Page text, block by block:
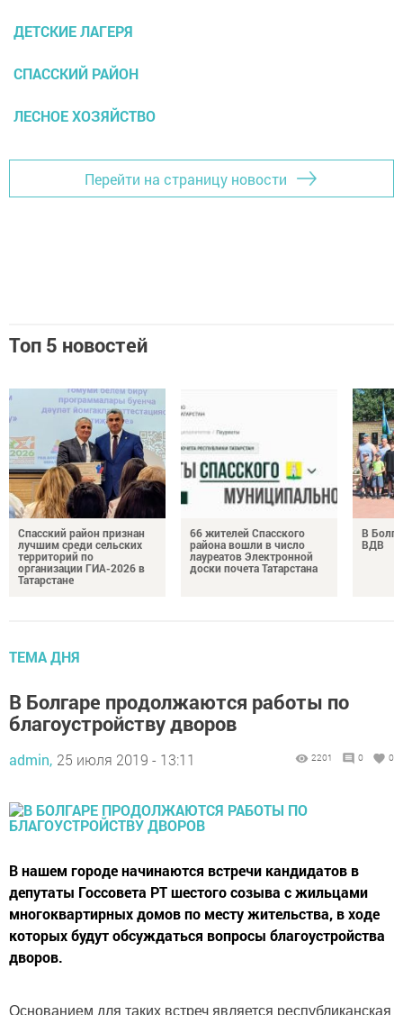
ДЕТСКИЕ ЛАГЕРЯ
СПАССКИЙ РАЙОН
ЛЕСНОЕ ХОЗЯЙСТВО
Перейти на страницу новости
Топ 5 новостей
Спасский район признан
лучшим среди сельских
территорий по
организации ГИА-2026 в
Татарстане
66 жителей Спасского
района вошли в число
лауреатов Электронной
доски почета Татарстана
В
ВДВ
ТЕМА ДНЯ
В Болгаре продолжаются работы по
благоустройству дворов
admin, 25 июля 2019 - 13:11 2201 0 0
В нашем городе начинаются встречи кандидатов в
депутаты Госсовета РТ шестого созыва с жильцами
многоквартирных домов по месту жительства, в ходе
которых будут обсуждаться вопросы благоустройства
дворов.
Основанием для таких встреч является республиканская